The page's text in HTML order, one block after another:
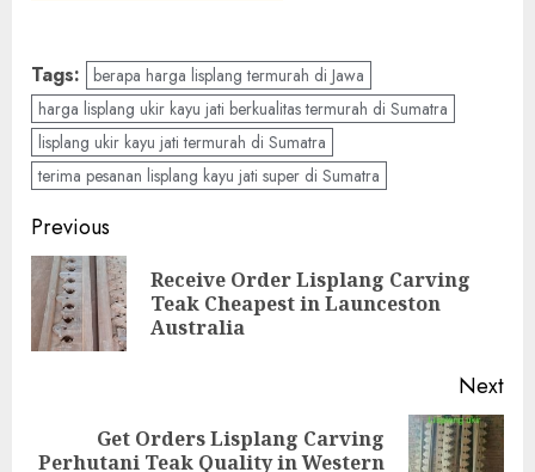
Tags: berapa harga lisplang termurah di Jawa
harga lisplang ukir kayu jati berkualitas termurah di Sumatra
lisplang ukir kayu jati termurah di Sumatra
terima pesanan lisplang kayu jati super di Sumatra
Previous
Receive Order Lisplang Carving
Teak Cheapest in Launceston
Australia
Next
Get Orders Lisplang Carving
Perhutani Teak Quality in Western